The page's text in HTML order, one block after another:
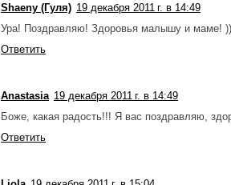
Shaeny (Гуля) 19 декабря 2011 г. в 14:49
Ура! Поздравляю! Здоровья малышу и маме!
Ответить
Anastasia 19 декабря 2011 г. в 14:49
Боже, какая радость!!! Я вас поздравляю,
Ответить